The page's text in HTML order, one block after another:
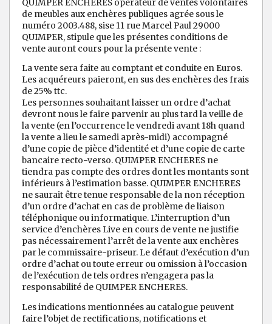
QUIMPER ENCHERES opérateur de ventes volontaires
de meubles aux enchères publiques agrée sous le
numéro 2003.488, sise 11 rue Marcel Paul 29000
QUIMPER, stipule que les présentes conditions de
vente auront cours pour la présente vente :
La vente sera faite au comptant et conduite en Euros.
Les acquéreurs paieront, en sus des enchères des frais
de 25% ttc.
Les personnes souhaitant laisser un ordre d’achat
devront nous le faire parvenir au plus tard la veille de
la vente (en l’occurrence le vendredi avant 18h quand
la vente a lieu le samedi après-midi) accompagné
d’une copie de pièce d’identité et d’une copie de carte
bancaire recto-verso. QUIMPER ENCHERES ne
tiendra pas compte des ordres dont les montants sont
inférieurs à l’estimation basse. QUIMPER ENCHERES
ne saurait être tenue responsable de la non réception
d’un ordre d’achat en cas de problème de liaison
téléphonique ou informatique. L’interruption d’un
service d’enchères Live en cours de vente ne justifie
pas nécessairement l’arrêt de la vente aux enchères
par le commissaire-priseur. Le défaut d’exécution d’un
ordre d’achat ou toute erreur ou omission à l’occasion
de l’exécution de tels ordres n’engagera pas la
responsabilité de QUIMPER ENCHERES.
Les indications mentionnées au catalogue peuvent
faire l’objet de rectifications, notifications et